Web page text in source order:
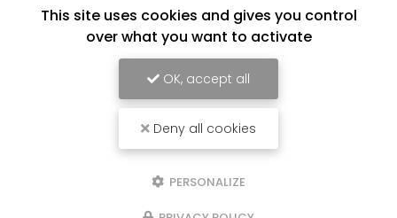
This site uses cookies and gives you control
over what you want to activate
OK, accept all
Deny all cookies
PERSONALIZE